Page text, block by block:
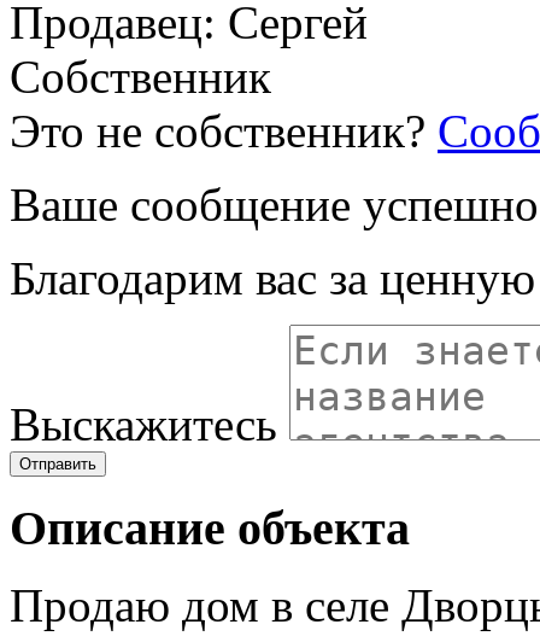
Продавец: Сергей
Собственник
Это не собственник?
Ваше сообщение успешно
Благодарим вас за
Выскажитесь
Отправить
Описание объекта
Продаю дом в селе